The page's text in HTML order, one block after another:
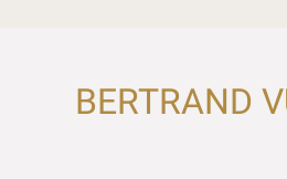
BERTRAND